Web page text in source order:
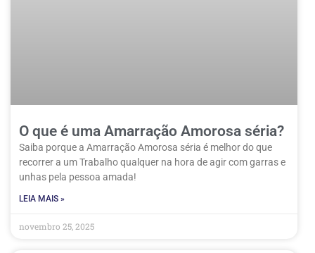
O que é uma Amarração Amorosa séria?
Saiba porque a Amarração Amorosa séria é melhor do que
recorrer a um Trabalho qualquer na hora de agir com garras e
unhas pela pessoa amada!
LEIA MAIS »
novembro 25, 2025